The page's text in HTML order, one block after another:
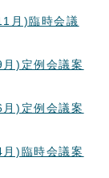
月)臨時会議
)定例会議案
)定例会議案
)臨時会議案